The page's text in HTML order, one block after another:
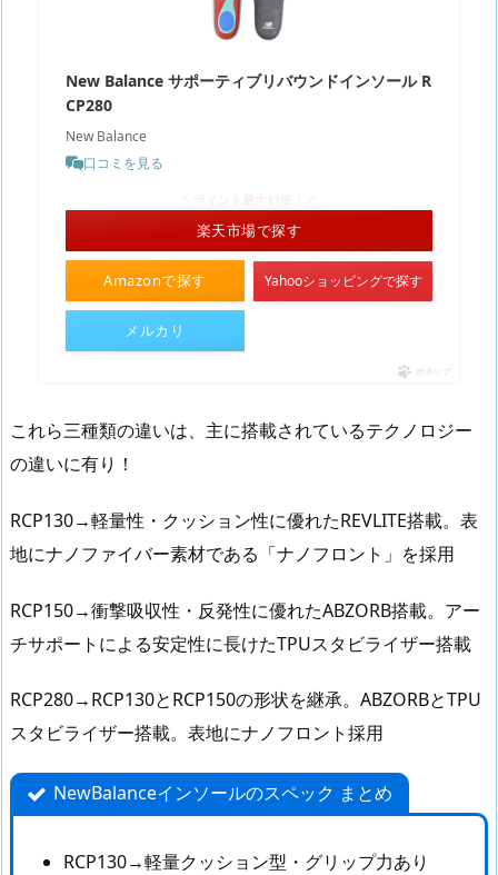
New Balance サポーティブリバウンドインソール R
CP280
New Balance
口コミを見る
Amazonで探す
楽天市場で探す
Yahooショッピングで探す
メルカリ
ポチップ
これら三種類の違いは、主に搭載されているテクノロジー
の違いに有り！
RCP130→軽量性・クッション性に優れたREVLITE搭載。表
地にナノファイバー素材である「ナノフロント」を採用
RCP150→衝撃吸収性・反発性に優れたABZORB搭載。アー
チサポートによる安定性に長けたTPUスタビライザー搭載
RCP280→RCP130とRCP150の形状を継承。ABZORBとTPU
スタビライザー搭載。表地にナノフロント採用
NewBalanceインソールのスペック まとめ
RCP130→軽量クッション型・グリップ力あり